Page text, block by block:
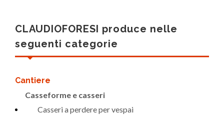
CLAUDIOFORESI produce nelle
seguenti categorie
Cantiere
Casseforme e casseri
Casseri a perdere per vespai